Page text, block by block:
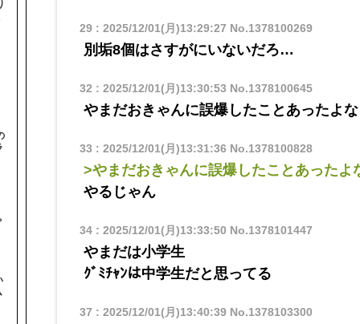
29: 2025/12/01(月)13:29:27 No.1378100269
別垢8個はさすがにいないだろ…
32 : 2025/12/01(月)13:30:53 No.1378100645
やまだおきゃんに誤爆したことあったよな
33 : 2025/12/01(月)13:31:36 No.1378100828
>やまだおきゃんに誤爆したことあったよ
やるじゃん
34: 2025/12/01(月)13:33:50 No.1378101447
やまだは小学生
ｸﾞﾐﾁｬﾝは中学生だと思ってる
37 : 2025/12/01(月)13:40:39No.1378103300